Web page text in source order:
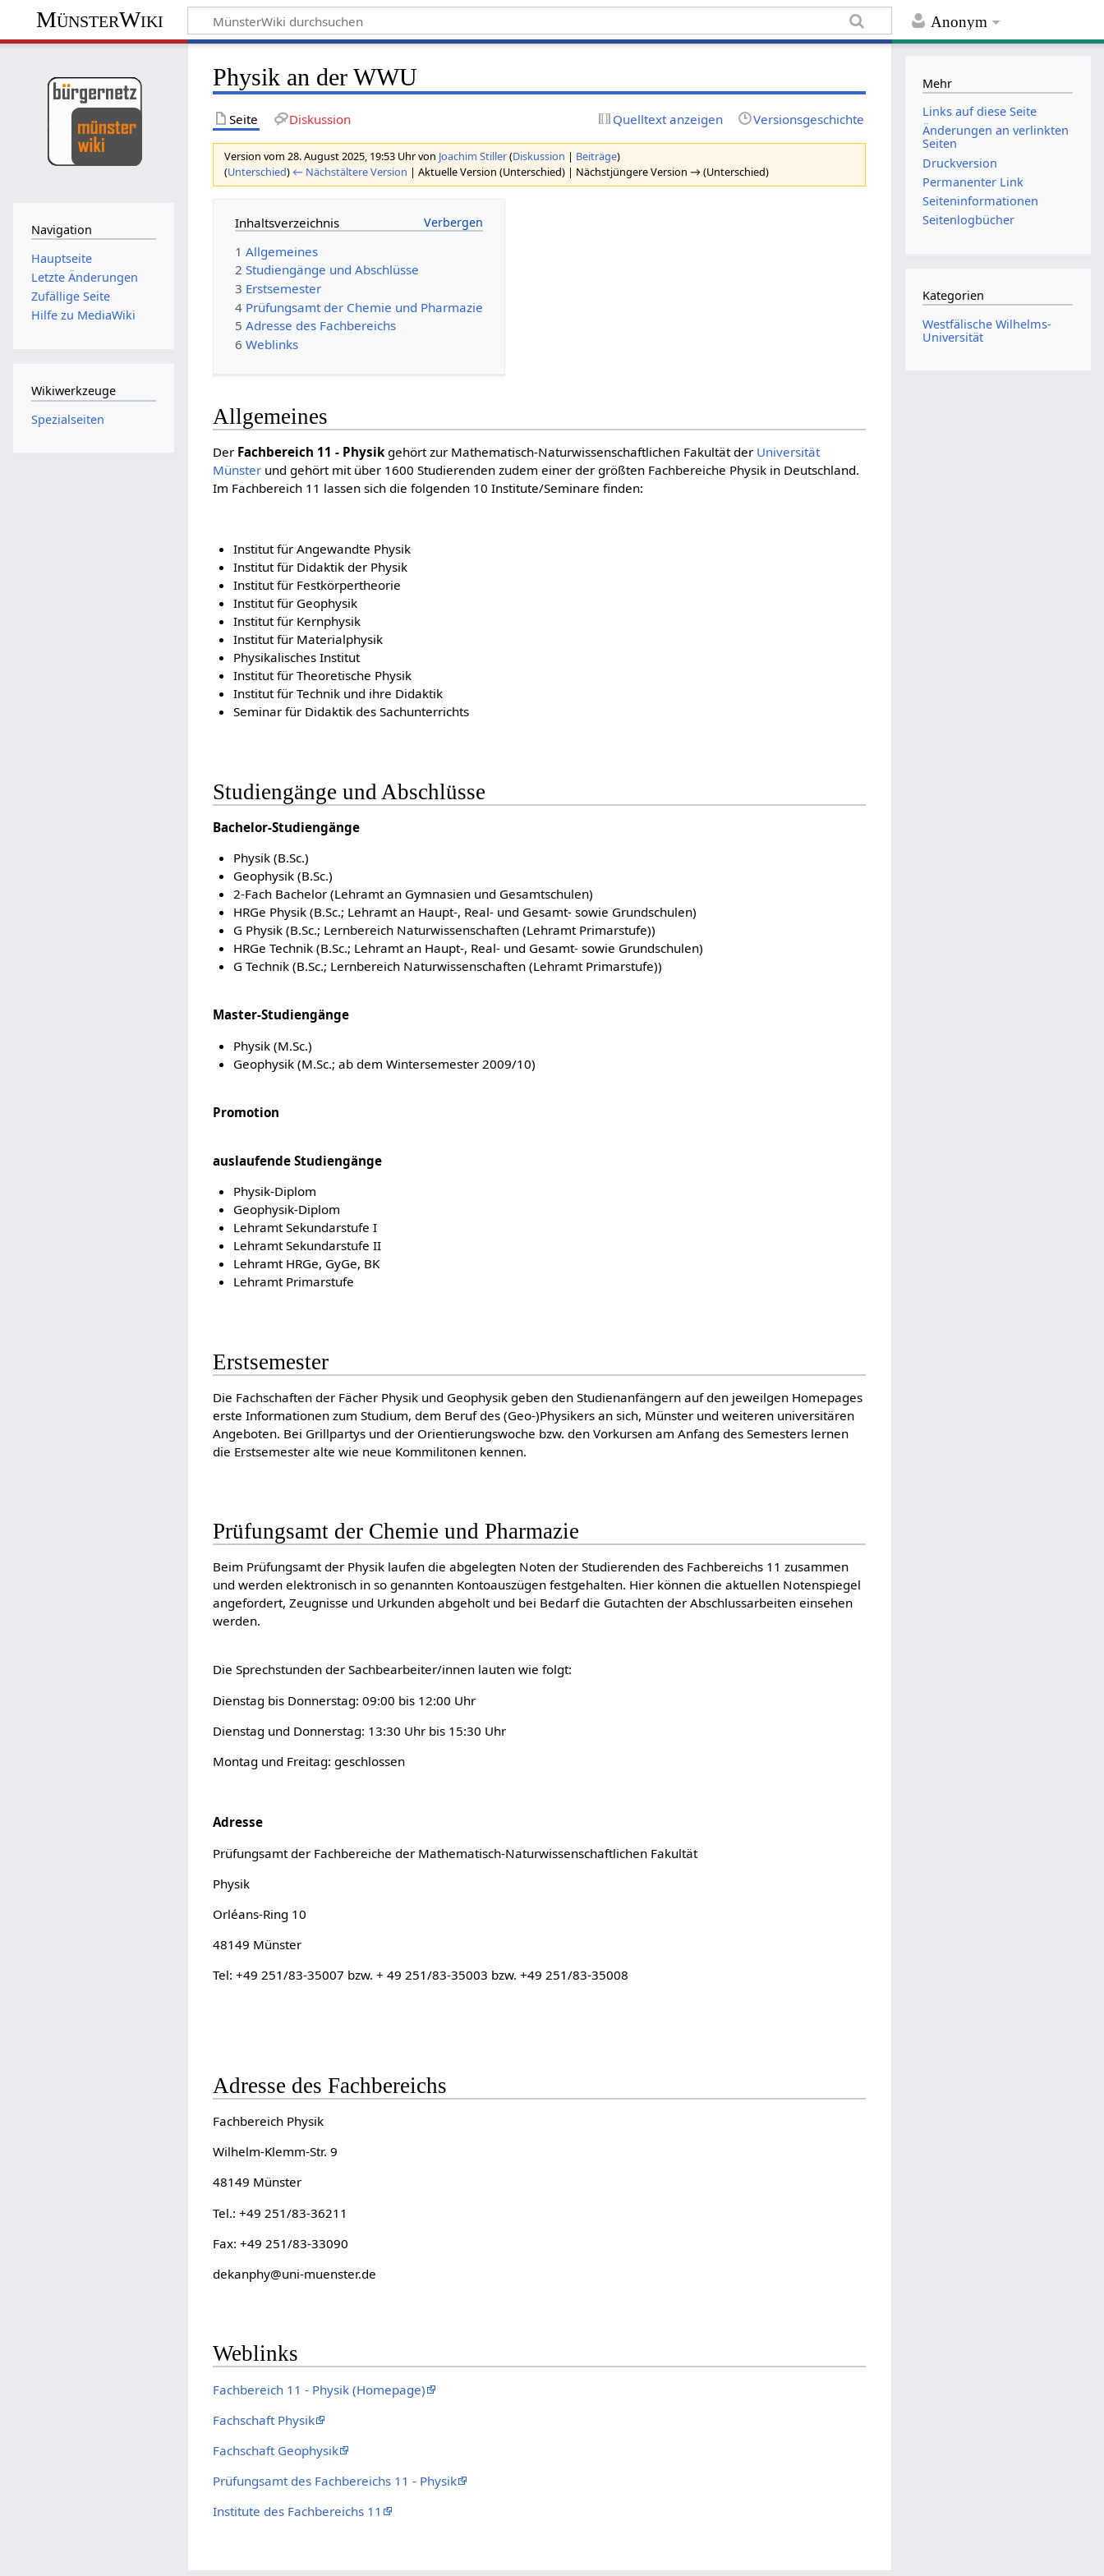
Anonym
MünsterWiki
Physik an der WWU
Seite Diskussion Quelltext anzeigen Versionsgeschichte
Version vom 28. August 2025, 19:53 Uhr von Joachim Stiller(Diskussion | Beiträge)
(Unterschied) ← Nächstältere Version | Aktuelle Version (Unterschied) | Nächstjüngere Version → (Unterschied)
Inhaltsverzeichnis
1 Allgemeines
2 Studiengänge und Abschlüsse
3 Erstsemester
4 Prüfungsamt der Chemie und Pharmazie
5 Adresse des Fachbereichs
6 Weblinks
Allgemeines
Der Fachbereich 11 - Physikgehört zur Mathematisch-Naturwissenschaftlichen Fakultät der Universität
Münster und gehört mit über 1600 Studierenden zudem einer der größten Fachbereiche Physik in Deutschland.
Im Fachbereich 11 lassen sich die folgenden 10 Institute/Seminare finden:
Institut für Angewandte Physik
Institut für Didaktik der Physik
Institut für Festkörpertheorie
Institut für Geophysik
Institut für Kernphysik
Institut für Materialphysik
Physikalisches Institut
Institut für Theoretische Physik
Institut für Technik und ihre Didaktik
Seminar für Didaktik des Sachunterrichts
Studiengänge und Abschlüsse
Bachelor-Studiengänge
Physik (B.Sc.)
Geophysik (B.Sc.)
2-Fach Bachelor (Lehramt an Gymnasien und Gesamtschulen)
HRGe Physik (B.Sc.; Lehramt an Haupt-, Real- und Gesamt- sowie Grundschulen)
G Physik (B.Sc.; Lernbereich Naturwissenschaften (Lehramt Primarstufe))
HRGe Technik (B.Sc.; Lehramt an Haupt-, Real- und Gesamt- sowie Grundschulen)
G Technik (B.Sc.; Lernbereich Naturwissenschaften (Lehramt Primarstufe))
Master-Studiengänge
Physik (M.Sc.)
Geophysik (M.Sc.; ab dem Wintersemester 2009/10)
Promotion
auslaufende Studiengänge
Physik-Diplom
Geophysik-Diplom
Lehramt Sekundarstufe I
Lehramt Sekundarstufe II
Lehramt HRGe, GyGe, BK
Lehramt Primarstufe
Erstsemester
Die Fachschaften der Fächer Physik und Geophysik geben den Studienanfängern auf den jeweilgen Homepages
erste Informationen zum Studium, dem Beruf des (Geo-)Physikers an sich, Münster und weiteren universitären
Angeboten. Bei Grillpartys und der Orientierungswoche bzw. den Vorkursen am Anfang des Semesters lernen
die Erstsemester alte wie neue Kommilitonen kennen.
Prüfungsamt der Chemie und Pharmazie
Beim Prüfungsamt der Physik laufen die abgelegten Noten der Studierenden des Fachbereichs 11 zusammen
und werden elektronisch in so genannten Kontoauszügen festgehalten. Hier können die aktuellen Notenspiegel
angefordert, Zeugnisse und Urkunden abgeholt und bei Bedarf die Gutachten der Abschlussarbeiten einsehen
werden.
Die Sprechstunden der Sachbearbeiter/innen lauten wie folgt:
Dienstag bis Donnerstag: 09:00 bis 12:00 Uhr
Dienstag und Donnerstag: 13:30 Uhr bis 15:30 Uhr
Montag und Freitag: geschlossen
Adresse
Prüfungsamt der Fachbereiche der Mathematisch-Naturwissenschaftlichen Fakultät
Physik
Orléans-Ring 10
48149 Münster
Tel: +49 251/83-35007 bzw. + 49 251/83-35003 bzw. +49 251/83-35008
Adresse des Fachbereichs
Fachbereich Physik
Wilhelm-Klemm-Str. 9
48149 Münster
Tel.: +49 251/83-36211
Fax: +49 251/83-33090
dekanphy@uni-muenster.de
Weblinks
Fachbereich 11 - Physik (Homepage)
Fachschaft Physik
Fachschaft Geophysik
Prüfungsamt des Fachbereichs 11 - Physik
Institute des Fachbereichs 11
Navigation
Hauptseite
Letzte Änderungen
Zufällige Seite
Hilfe zu MediaWiki
Wikiwerkzeuge
Spezialseiten
Mehr
Links auf diese Seite
Änderungen an verlinkten
Seiten
Druckversion
Permanenter Link
Seiten­informationen
Seitenlogbücher
Kategorien
Westfälische Wilhelms-
Universität